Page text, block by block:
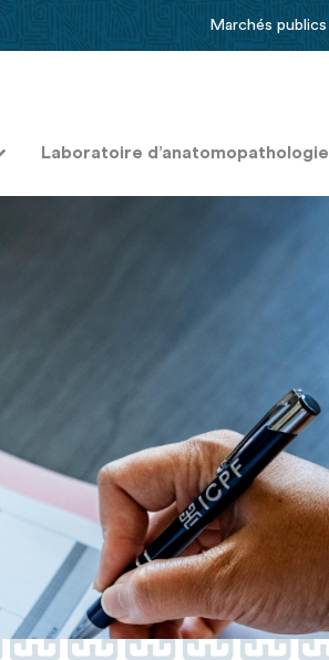
Marchés publics
Laboratoire d’anatomopathologie